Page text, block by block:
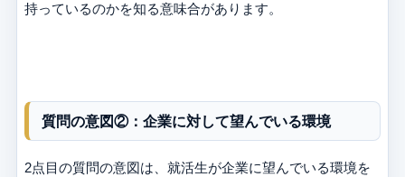
持っているのかを知る意味合があります。
質問の意図②：企業に対して望んでいる環境
2点目の質問の意図は、就活生が企業に望んでいる環境を